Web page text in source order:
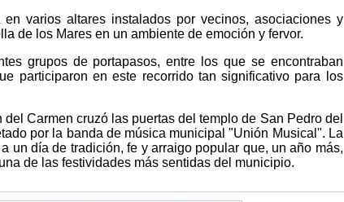
varios altares instalados por vecinos, asociaciones y
de los Mares en un ambiente de emoción y fervor.
grupos de portapasos, entre los que se encontraban
participaron en este recorrido tan significativo para los
Carmen cruzó las puertas del templo de San Pedro del
por la banda de música municipal "Unión Musical". La
un día de tradición, fe y arraigo popular que, un año más,
de las festividades más sentidas del municipio.